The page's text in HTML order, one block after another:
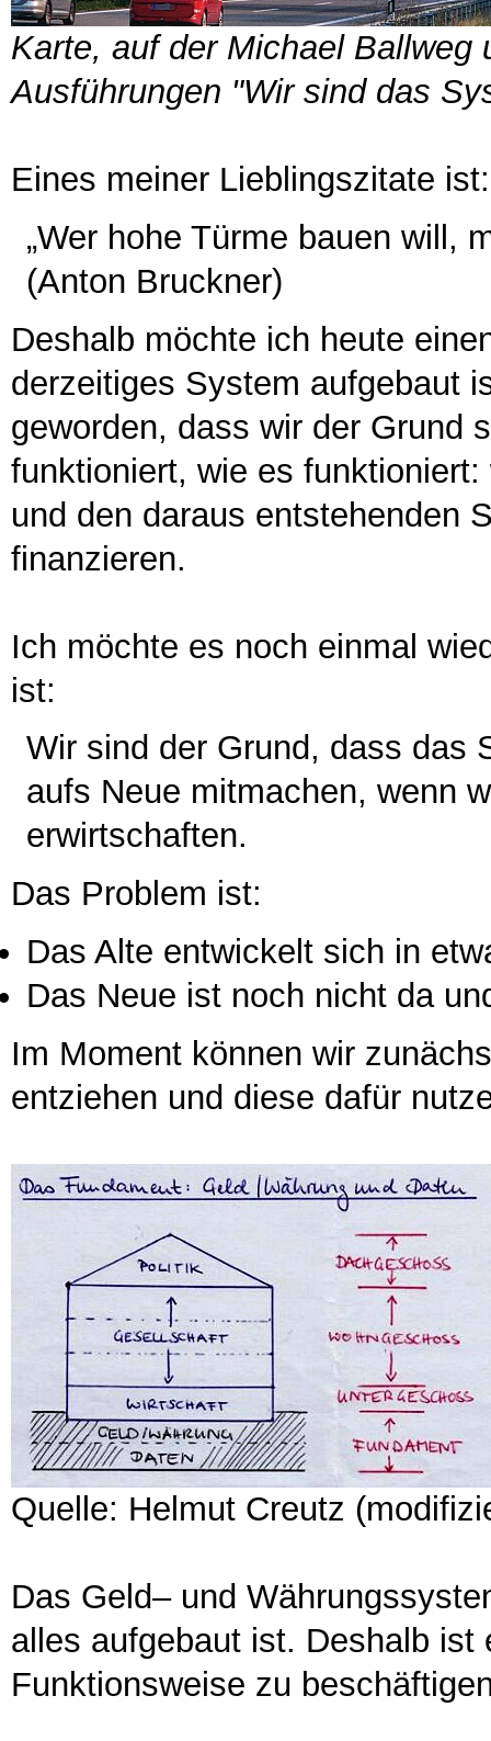
Karte, auf der Michael Ballweg
Ausführungen "Wir sind das
Eines meiner Lieblingszitate ist:
„Wer hohe Türme bauen will,
(Anton Bruckner)
Deshalb möchte ich heute
derzeitiges System aufgebaut
geworden, dass wir der Grund
funktioniert, wie es
und den daraus entstehenden
finanzieren.
Ich möchte es noch einmal
ist:
Wir sind der Grund, dass das
aufs Neue mitmachen, wenn
erwirtschaften.
Das Problem ist:
Das Alte entwickelt sich in
Das Neue ist noch nicht da
Im Moment können wir
entziehen und diese dafür
Quelle: Helmut Creutz
Das Geld– und
alles aufgebaut ist. Deshalb
Funktionsweise zu